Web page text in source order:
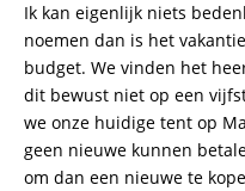
Ik kan eigenlijk niets
noemen dan is het
budget. We vinden het
dit bewust niet op een
we onze huidige tent op
geen nieuwe kunnen
om dan een nieuwe te